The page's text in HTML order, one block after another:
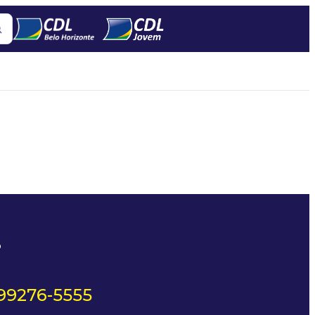
5555